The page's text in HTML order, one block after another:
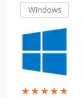
Windows
★★★★★
★★★★★